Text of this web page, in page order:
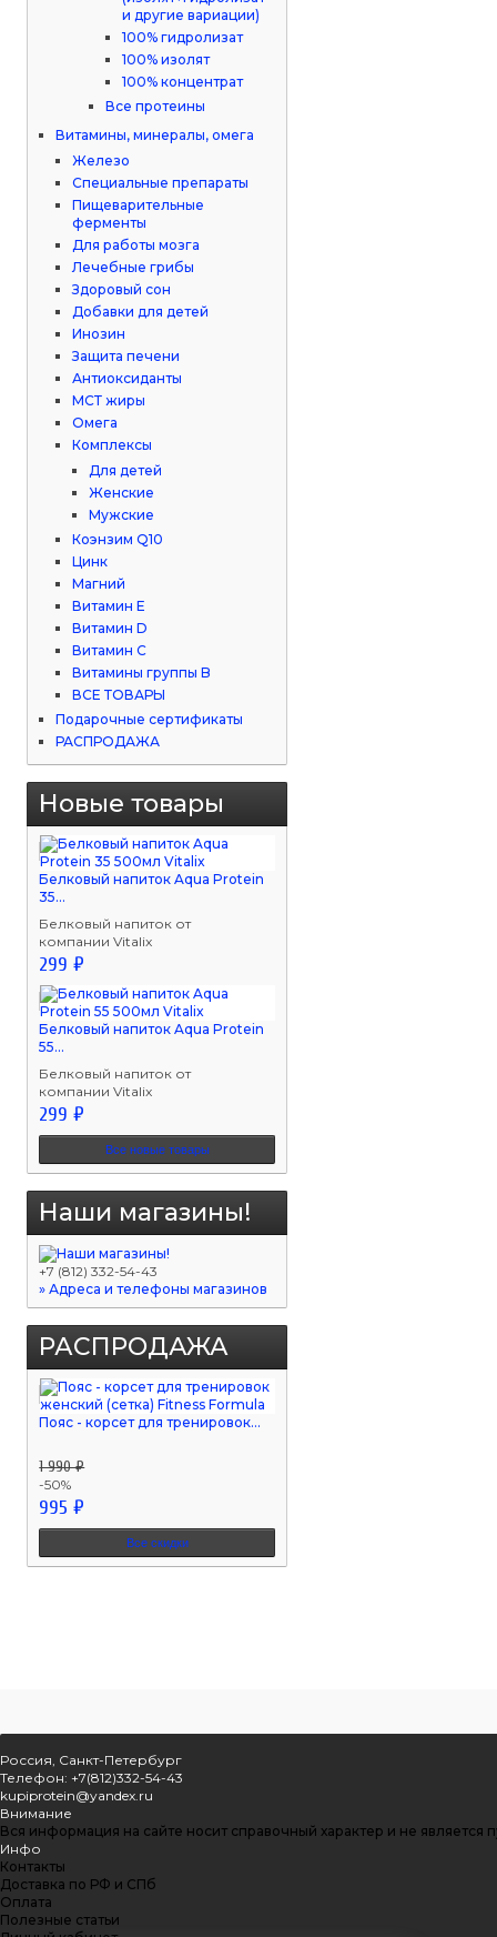
и другие вариации)
100% гидролизат
100% изолят
100% концентрат
Все протеины
Витамины, минералы, омега
Железо
Специальные препараты
Пищеварительные
ферменты
Для работы мозга
Лечебные грибы
Здоровый сон
Добавки для детей
Инозин
Защита печени
Антиоксиданты
МСТ жиры
Омега
Комплексы
Для детей
Женские
Мужские
Коэнзим Q10
Цинк
Магний
Витамин Е
Витамин D
Витамин С
Витамины группы B
ВСЕ ТОВАРЫ
Подарочные сертификаты
РАСПРОДАЖА
Новые товары
Белковый напиток Aqua Protein
35...
Белковый напиток от
компании Vitalix
299 ₽
Белковый напиток Aqua Protein
55...
Белковый напиток от
компании Vitalix
299 ₽
Все новые товары
Наши магазины!
+7 (812) 332-54-43
» Адреса и телефоны магазинов
РАСПРОДАЖА
Пояс - корсет для тренировок...
1 990 ₽
-50%
995 ₽
Все скидки
Россия, Санкт-Петербург
Телефон: +7(812)332-54-43
kupiprotein@yandex.ru
Внимание
Вся информация на сайте носит справочный характер и не
Инфо
Контакты
Доставка по РФ и СПб
Оплата
Полезные статьи